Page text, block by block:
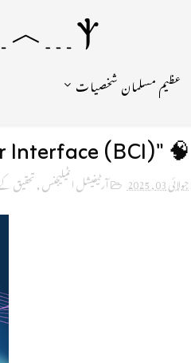
Ⲯ﹍︿﹍︿﹍ الکمونیا ﹍Ⲯ﹍Ⲯ﹍︿﹍☼
عظیم مسلمان شخصیات
🧠 "Brain-Computer Interface (BCI) – جب دماغ سے گاڑی چلے! "
جولائی 03, 2025 آرٹیفیشل انٹیلیجنس,تحقیق